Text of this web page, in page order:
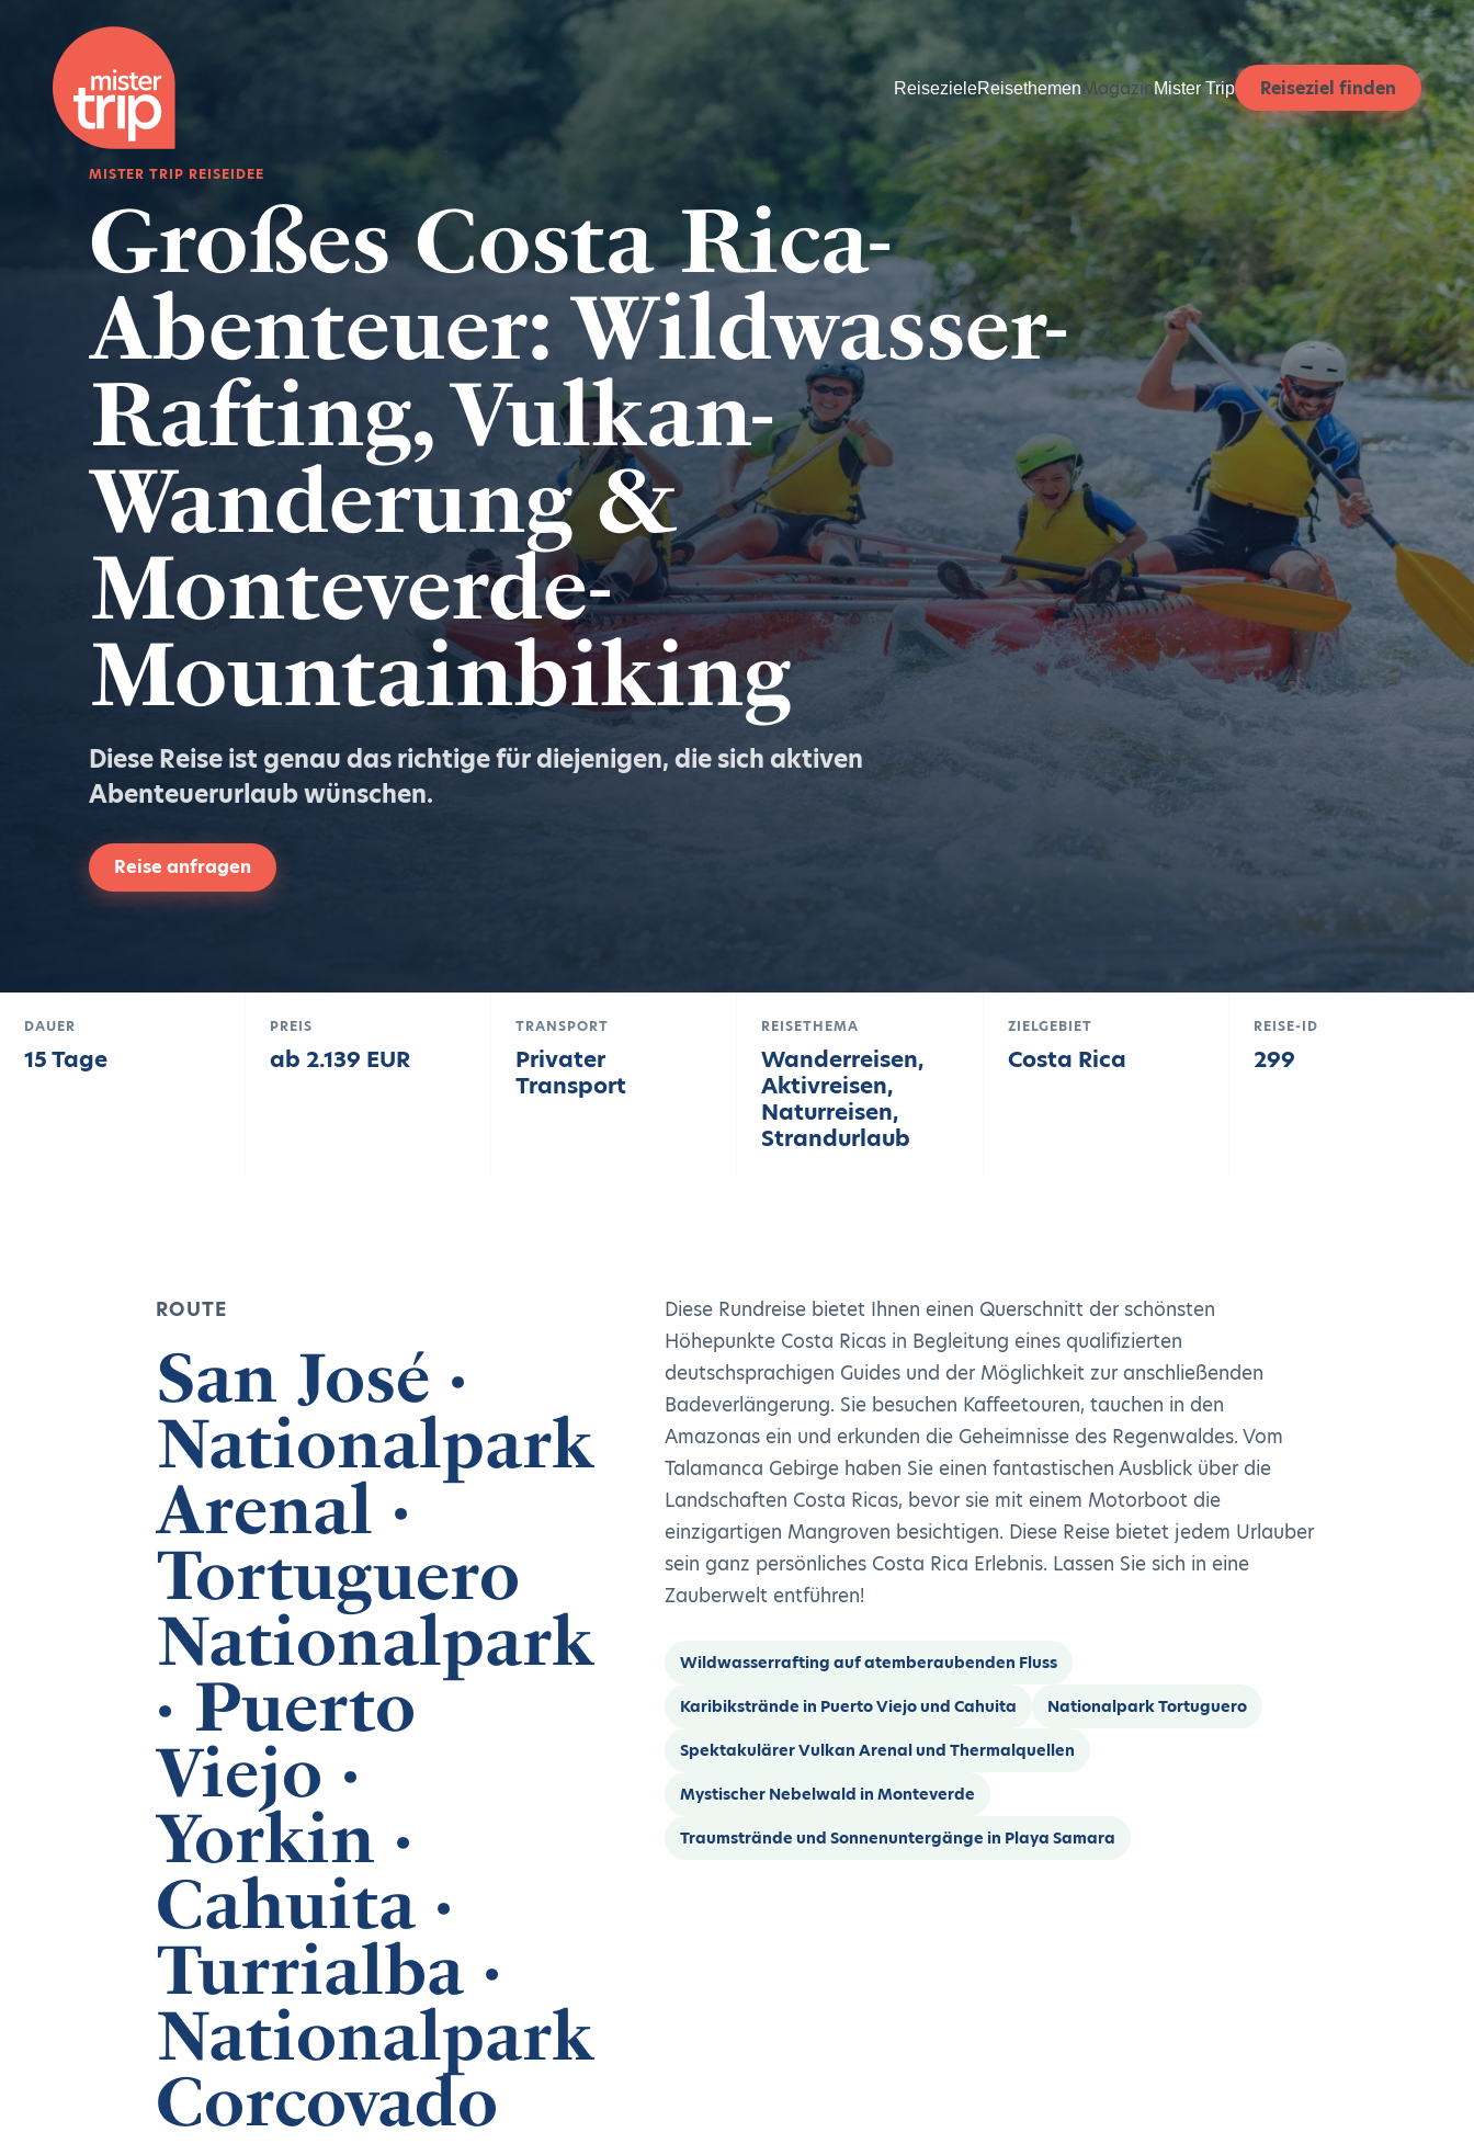
ReisezieleReisethemenMagazinMister Trip Reiseziel finden
MISTER TRIP REISEIDEE
Großes Costa Rica-
Abenteuer: Wildwasser-
Rafting, Vulkan-
Wanderung &
Monteverde-
Mountainbiking
Diese Reise ist genau das richtige für diejenigen, die sich aktiven
Abenteuerurlaub wünschen.
Reise anfragen
DAUER
15 Tage
PREIS
ab 2.139 EUR
TRANSPORT
Privater
Transport
REISETHEMA
Wanderreisen,
Aktivreisen,
Naturreisen,
Strandurlaub
ZIELGEBIET
Costa Rica
REISE-ID
299
ROUTE
San José ·
Nationalpark
Arenal ·
Tortuguero
Nationalpark
· Puerto
Viejo ·
Yorkin ·
Cahuita ·
Turrialba ·
Nationalpark
Corcovado
Diese Rundreise bietet Ihnen einen Querschnitt der schönsten
Höhepunkte Costa Ricas in Begleitung eines qualifizierten
deutschsprachigen Guides und der Möglichkeit zur anschließenden
Badeverlängerung. Sie besuchen Kaffeetouren, tauchen in den
Amazonas ein und erkunden die Geheimnisse des Regenwaldes. Vom
Talamanca Gebirge haben Sie einen fantastischen Ausblick über die
Landschaften Costa Ricas, bevor sie mit einem Motorboot die
einzigartigen Mangroven besichtigen. Diese Reise bietet jedem Urlauber
sein ganz persönliches Costa Rica Erlebnis. Lassen Sie sich in eine
Zauberwelt entführen!
Wildwasserrafting auf atemberaubenden Fluss
Karibikstrände in Puerto Viejo und Cahuita
Nationalpark Tortuguero
Spektakulärer Vulkan Arenal und Thermalquellen
Mystischer Nebelwald in Monteverde
Traumstrände und Sonnenuntergänge in Playa Samara